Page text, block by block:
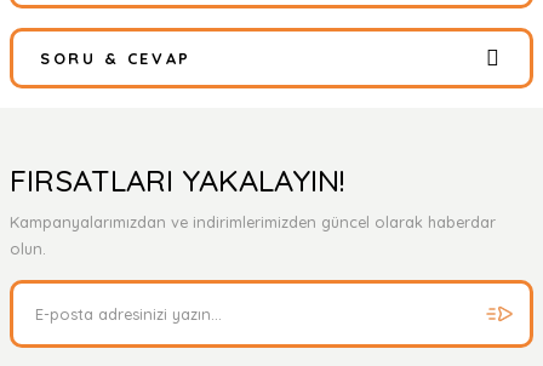
Bu ürüne ilk yorumu siz yapın!
Yorum Yaz
SORU & CEVAP
Ürün hakkında henüz soru sorulmamış.
FIRSATLARI YAKALAYIN!
Kampanyalarımızdan ve indirimlerimizden güncel olarak haberdar
olun.